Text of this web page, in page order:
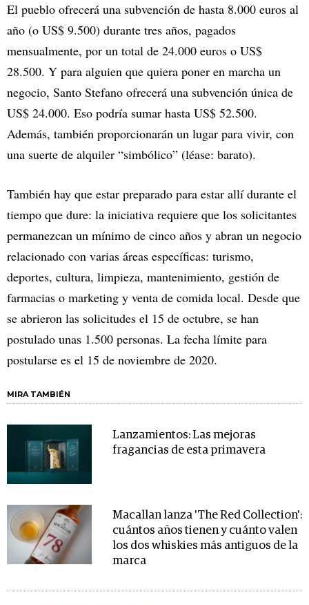
El pueblo ofrecerá una subvención de hasta 8.000 euros al
año (o US$ 9.500) durante tres años, pagados
mensualmente, por un total de 24.000 euros o US$
28.500. Y para alguien que quiera poner en marcha un
negocio, Santo Stefano ofrecerá una subvención única de
US$ 24.000. Eso podría sumar hasta US$ 52.500.
Además, también proporcionarán un lugar para vivir, con
una suerte de alquiler “simbólico” (léase: barato).
También hay que estar preparado para estar allí durante el
tiempo que dure: la iniciativa requiere que los solicitantes
permanezcan un mínimo de cinco años y abran un negocio
relacionado con varias áreas específicas: turismo,
deportes, cultura, limpieza, mantenimiento, gestión de
farmacias o marketing y venta de comida local. Desde que
se abrieron las solicitudes el 15 de octubre, se han
postulado unas 1.500 personas. La fecha límite para
postularse es el 15 de noviembre de 2020.
MIRA TAMBIÉN
Lanzamientos: Las mejoras
fragancias de esta primavera
Macallan lanza 'The Red Collection':
cuántos años tienen y cuánto valen
los dos whiskies más antiguos de la
marca